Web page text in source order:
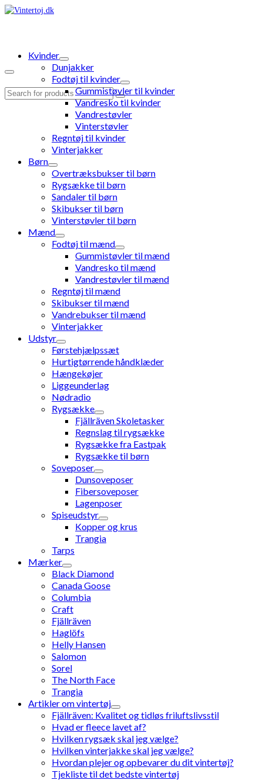
Search
Kvinder
Dunjakker
Fodtøj til kvinder
Gummistøvler til kvinder
Vandresko til kvinder
Vandrestøvler
Vinterstøvler
Regntøj til kvinder
Vinterjakker
Børn
Overtræksbukser til børn
Rygsække til børn
Sandaler til børn
Skibukser til børn
Vinterstøvler til børn
Mænd
Fodtøj til mænd
Gummistøvler til mænd
Vandresko til mænd
Vandrestøvler til mænd
Regntøj til mænd
Skibukser til mænd
Vandrebukser til mænd
Vinterjakker
Udstyr
Førstehjælpssæt
Hurtigtørrende håndklæder
Hængekøjer
Liggeunderlag
Nødradio
Rygsække
Fjällräven Skoletasker
Regnslag til rygsække
Rygsække fra Eastpak
Rygsække til børn
Soveposer
Dunsoveposer
Fibersoveposer
Lagenposer
Spiseudstyr
Kopper og krus
Trangia
Tarps
Mærker
Black Diamond
Canada Goose
Columbia
Craft
Fjällräven
Haglöfs
Helly Hansen
Salomon
Sorel
The North Face
Trangia
Artikler om vintertøj
Fjällräven: Kvalitet og tidløs friluftslivsstil
Hvad er fleece lavet af?
Hvilken rygsæk skal jeg vælge?
Hvilken vinterjakke skal jeg vælge?
Hvordan plejer og opbevarer du dit vintertøj?
Tjekliste til det bedste vintertøj